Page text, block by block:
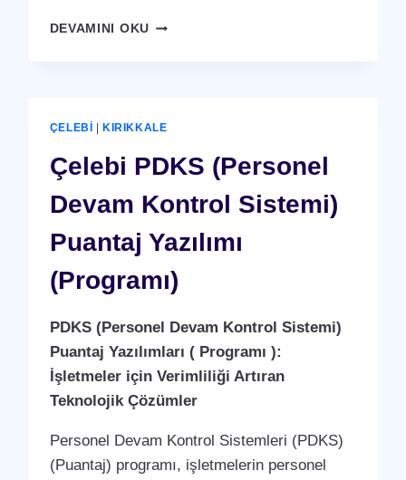
DEVAMINI OKUÇELEBI
ÇELEBI KIRIKKALE
Çelebi PDKS (Personel
Devam Kontrol Sistemi)
Puantaj Yazılımı
(Programı)
PDKS (Personel Devam Kontrol Sistemi)
Puantaj Yazılımları ( Programı ):
İşletmeler için Verimliliği Artıran
Teknolojik Çözümler
Personel Devam Kontrol Sistemleri (PDKS)
(Puantaj) programı, işletmelerin personel